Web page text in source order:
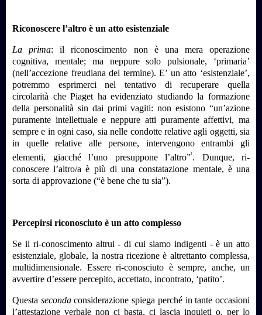
Riconoscere l’altro è un atto esistenziale
La prima: il riconoscimento non è una mera operazione
cognitiva, mentale; ma neppure solo pulsionale, ‘primaria’
(nell’accezione freudiana del termine). E’ un atto ‘esistenziale’,
potremmo esprimerci nel tentativo di recuperare quella
circolarità che Piaget ha evidenziato studiando la formazione
della personalità sin dai primi vagiti: non esistono “un’azione
puramente intellettuale e neppure atti puramente affettivi, ma
sempre e in ogni caso, sia nelle condotte relative agli oggetti, sia
in quelle relative alle persone, intervengono entrambi gli
elementi, giacché l’uno presuppone l’altro”1 . Dunque, ri-
conoscere l’altro/a è più di una constatazione mentale, è una
sorta di approvazione (“è bene che tu sia”).
Percepirsi riconosciuto è un atto complesso
Se il ri-conoscimento altrui - di cui siamo indigenti - è un atto
esistenziale, globale, la nostra ricezione è altrettanto complessa,
multidimensionale. Essere ri-conosciuto è sempre, anche, un
avvertire d’essere percepito, accettato, incontrato, ‘patito’.
Questa secondaconsiderazione spiega perché in tante occasioni
l’attestazione verbale non ci basta, ci lascia inquieti o, per lo